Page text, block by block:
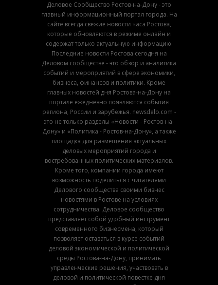
Деловое Сообщество Ростов-на-Дону - это
главный информационный портал города. На
сайте всегда свежие новости часа Ростова,
которые обновляются в режиме онлайн и
содержат только актуальную информацию.
Последние новости Ростова сегодня на
Деловом сообществе - это обзор и аналитика
событий и мероприятий в сфере экономики,
бизнеса, финансов и политики. Кроме
главных новостей дня Ростова-на-Дону на
портале ежедневно появляются события
региона, России и зарубежья. newsdelo.com -
это не только разделы «Новости - Ростов-на-
Дону» и «Политика - Ростов-на-Дону», а также
площадка для размещения актуальных
деловых мероприятий города и
востребованных политических материалов.
Кроме того, компании города имеют
возможность поделиться с читателями
Делового сообщества своими бизнес
новостями в Ростове на условиях
сотрудничества. Деловое сообщество
представляет собой удобный инструмент
современного бизнесмена, который
позволяет оставаться в курсе событий
деловой экономической и политической
среды Ростова-на-Дону, принимать
управленческие решения, участвовать в
деловой и политической повестке дня